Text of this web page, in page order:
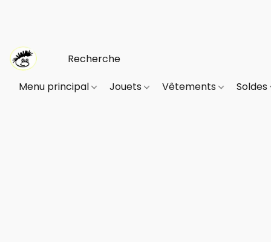
Menu principal Jouets Vêtements Soldes